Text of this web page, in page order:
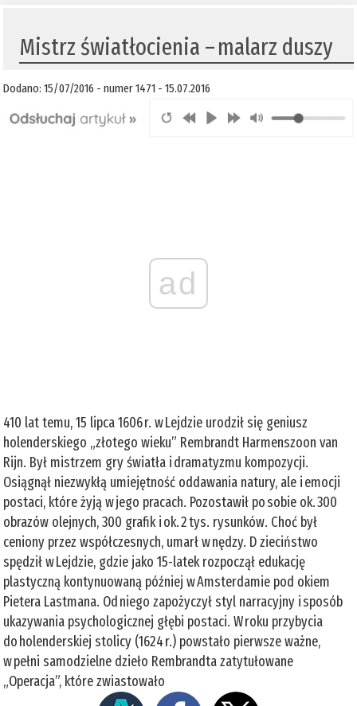
Mistrz światłocienia – malarz duszy
Dodano: 15/07/2016 - numer 1471 - 15.07.2016
ad
410 lat temu, 15 lipca 1606 r. w Lejdzie urodził się geniusz
holenderskiego „złotego wieku” Rembrandt Harmenszoon van
Rijn. Był mistrzem gry światła i dramatyzmu kompozycji.
Osiągnął niezwykłą umiejętność oddawania natury, ale i emocji
postaci, które żyją w jego pracach. Pozostawił po sobie ok. 300
obrazów olejnych, 300 grafik i ok. 2 tys. rysunków. Choć był
ceniony przez współczesnych, umarł w nędzy. D zieciństwo
spędził w Lejdzie, gdzie jako 15-latek rozpoczął edukację
plastyczną kontynuowaną później w Amsterdamie pod okiem
Pietera Lastmana. Od niego zapożyczył styl narracyjny i sposób
ukazywania psychologicznej głębi postaci. W roku przybycia
do holenderskiej stolicy (1624 r.) powstało pierwsze ważne,
w pełni samodzielne dzieło Rembrandta zatytułowane
„Operacja”, które zwiastowało